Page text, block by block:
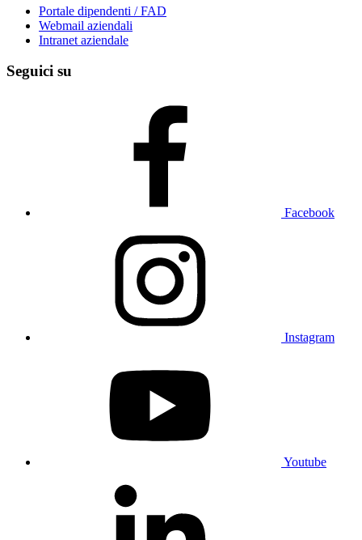
Portale dipendenti / FAD
Webmail aziendali
Intranet aziendale
Seguici su
Facebook
Instagram
Youtube